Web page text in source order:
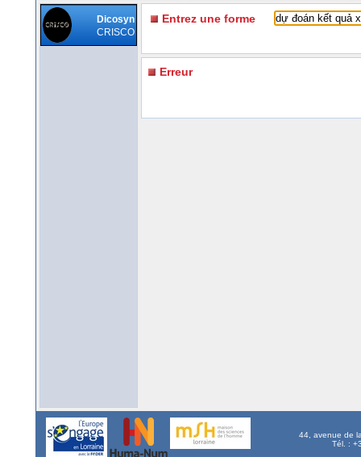
Dicosyn
CRISCO
Entrez une forme
Erreur
44, avenue de
Tél. :